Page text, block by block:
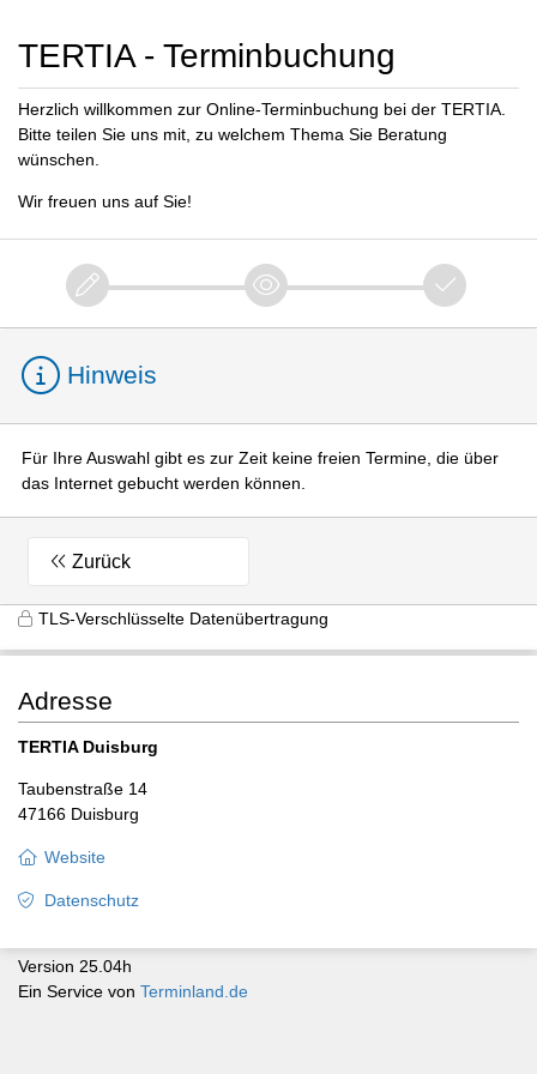
TERTIA - Terminbuchung
Herzlich willkommen zur Online-Terminbuchung bei der TERTIA.
Bitte teilen Sie uns mit, zu welchem Thema Sie Beratung
wünschen.
Wir freuen uns auf Sie!
Hinweis
Für Ihre Auswahl gibt es zur Zeit keine freien Termine, die über
das Internet gebucht werden können.
Zurück
TLS-Verschlüsselte Datenübertragung
Adresse
TERTIA Duisburg
Taubenstraße 14
47166 Duisburg
Website
Datenschutz
Version 25.04h
Ein Service von Terminland.de